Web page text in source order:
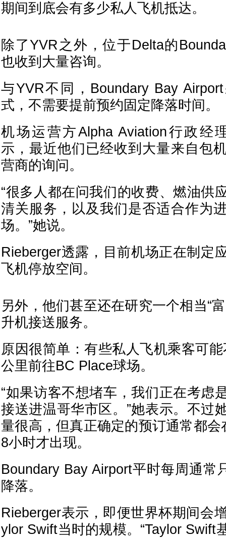
期间到底会有多少私人飞机抵达。
除了YVR之外，位于Delta的
也收到大量咨询。
与YVR不同，Boundary Bay
式，不需要提前预约固定降落时间。
机场运营方Alpha Aviation行政经
示，最近他们已经收到大量来自包
营商的询问。
“很多人都在问我们的收费、燃油供
清关服务，以及我们是否适合作为
场。”她说。
Rieberger透露，目前机场正在制定
飞机停放空间。
另外，他们甚至还在研究一个相当“
升机接送服务。
原因很简单：有些私人飞机乘客可
公里前往BC Place球场。
“如果访客不想堵车，我们正在考虑
接送进温哥华市区。”她表示。不过
量很高，但真正确定的预订通常都
8小时才出现。
Boundary Bay Airport平时每周通常
降落。
Rieberger表示，即便世界杯期间会
ylor Swift当时的规模。“Taylor Swift